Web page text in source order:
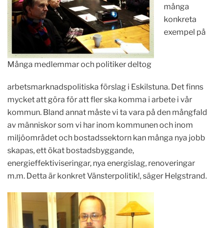
Många medlemmar och politiker deltog
många
konkreta
exempel på
arbetsmarknadspolitiska förslag i Eskilstuna. Det finns
mycket att göra för att fler ska komma i arbete i vår
kommun. Bland annat måste vi ta vara på den mångfald
av människor som vi har inom kommunen och inom
miljöområdet och bostadssektorn kan många nya jobb
skapas, ett ökat bostadsbyggande,
energieffektiviseringar, nya energislag, renoveringar
m.m. Detta är konkret Vänsterpolitik!, säger Helgstrand.